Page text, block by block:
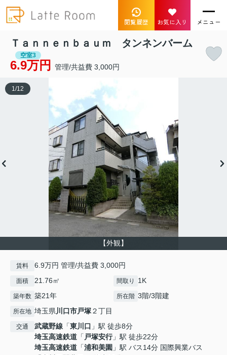
閲覧履歴 お気に入り メニュー
Ｔａｎｎｅｎｂａｕｍ タンネンバーム
空室3
6.9万円 管理/共益費 3,000円
【外観】
1 /12
賃料 6.9万円 管理/共益費 3,000円
面積 21.76㎡ 間取り 1K
築年数 築21年 所在階 3階/3階建
所在地 埼玉県川口市戸塚２丁目
交通 武蔵野線 「東川口 」駅 徒歩8分
埼玉高速鉄道 「 戸塚安行」駅 徒歩22分
埼玉高速鉄道 「浦和美園 」駅 バス14分 国際興業バス